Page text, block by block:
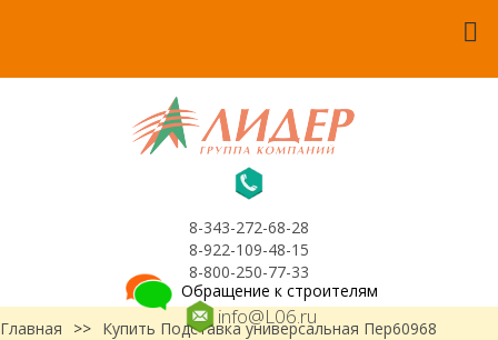
8-343-272-68-28
8-922-109-48-15
8-800-250-77-33
info@L06.ru
Обращение к строителям
Главная
>> Купить Подставка универсальная Пер60968